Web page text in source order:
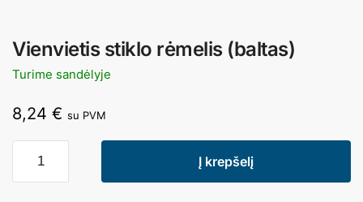
Vienvietis stiklo rėmelis (baltas)
Turime sandėlyje
8,24 € su PVM
Į krepšelį